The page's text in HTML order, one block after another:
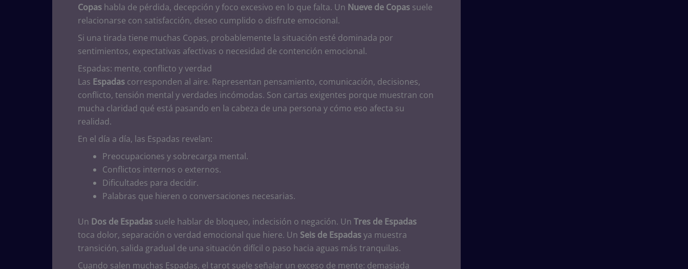
Copas habla de pérdida, decepción y foco excesivo en lo que falta. Un Nueve de Copas suele
relacionarse con satisfacción, deseo cumplido o disfrute emocional.
Si una tirada tiene muchas Copas, probablemente la situación esté dominada por
sentimientos, expectativas afectivas o necesidad de contención emocional.
Espadas: mente, conflicto y verdad
Las Espadas corresponden al aire. Representan pensamiento, comunicación, decisiones,
conflicto, tensión mental y verdades incómodas. Son cartas exigentes porque muestran con
mucha claridad qué está pasando en la cabeza de una persona y cómo eso afecta su
realidad.
En el día a día, las Espadas revelan:
Preocupaciones y sobrecarga mental.
Conflictos internos o externos.
Dificultades para decidir.
Palabras que hieren o conversaciones necesarias.
Un Dos de Espadas suele hablar de bloqueo, indecisión o negación. Un Tres de Espadas
toca dolor, separación o verdad emocional que hiere. Un Seis de Espadasya muestra
transición, salida gradual de una situación difícil o paso hacia aguas más tranquilas.
Cuando salen muchas Espadas, el tarot suele señalar un exceso de mente: demasiada